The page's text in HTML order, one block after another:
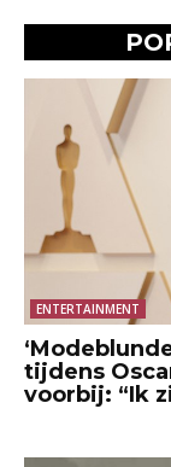
ENTERTAINMENT
tijdens
voorbij: “Ik